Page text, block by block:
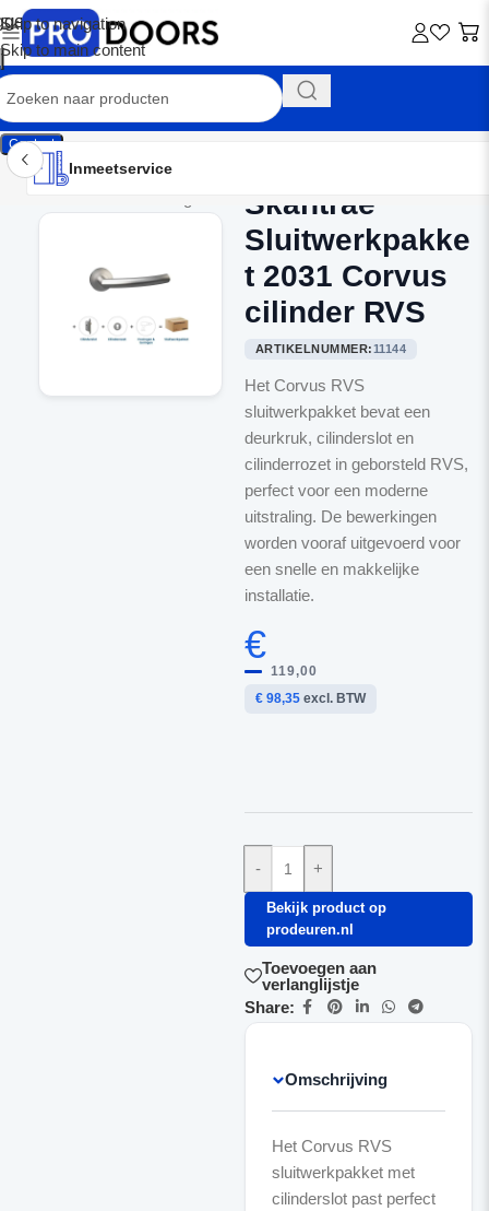
Skip to navigation
Skip to main content
Contact
Inmeetservice
Montageservice
Advies op maat
Showroom
Inmeetservice
Skantrae
Sluitwerkpakke
t 2031 Corvus
cilinder RVS
ARTIKELNUMMER:11144
Het Corvus RVS
sluitwerkpakket bevat een
deurkruk, cilinderslot en
cilinderrozet in geborsteld RVS,
perfect voor een moderne
uitstraling. De bewerkingen
worden vooraf uitgevoerd voor
een snelle en makkelijke
installatie.
€
119,00
€ 98,35excl. BTW
- +
Bekijk product op
prodeuren.nl
Toevoegen aan
verlanglijstje
Share:
Omschrijving
Het Corvus RVS
sluitwerkpakket met
cilinderslot past perfect